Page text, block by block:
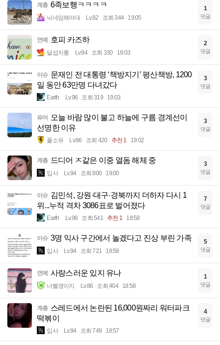
계층 6족보행ㅋㅋㅋㅋ
닉네임해야대 Lv.82 조회 344 19:05
1
댓글
연예 호피 카즈하
달섭지롱 Lv.94 조회 330 19:03
2
댓글
이슈 문재인 전 대통령 ‘책방지기’ 평산책방, 1200
일 동안 63만명 다녀갔다
Earth Lv.96 조회 319 19:03
3
댓글
유머
오늘 바람 많이 불고 하늘에 구름 경계선이
선명한 이유
풀소유 Lv.86 조회 420 추천 1 19:02
3
댓글
계층 드디어 ㅈ같은 이중 열돔 해체 중
입사 Lv.94 조회 800 19:00
3
댓글
이슈 김민석, 강원·대구·경북까지 더하자 다시 1
위...누적 격차 3086표로 벌어졌다
Earth Lv.96 조회 541 추천 1 18:58
7
댓글
이슈 3명 익사 구간에서 놀겠다고 진상 부린 가족
입사 Lv.94 조회 721 18:58
5
댓글
연예 사랑스러운 있지 유나
너빨갱이지 Lv.86 조회 404 18:58
1
댓글
계층 스레드에서 논란된 16,000원짜리 워터파크
떡볶이
입사 Lv.94 조회 749 18:57
4
댓글